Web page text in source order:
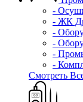
-
- ЖК
-
-
-
-
Смотреть